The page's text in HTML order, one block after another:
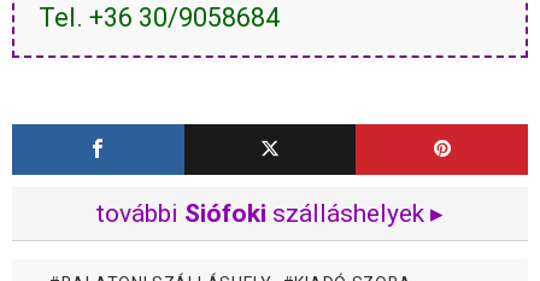
Tel. +36 30/9058684
további Siófoki szálláshelyek ▸